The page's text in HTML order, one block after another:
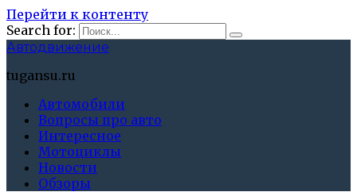
Перейти к контенту
Search for:
Автодвижение
tugansu.ru
Автомобили
Вопросы про авто
Интересное
Мотоциклы
Новости
Обзоры